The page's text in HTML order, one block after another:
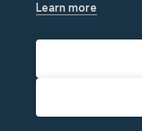
Learn more